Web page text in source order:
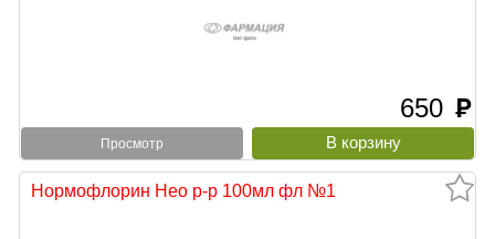
650 руб
Просмотр
Нормофлорин Нео р-р 100мл фл №1